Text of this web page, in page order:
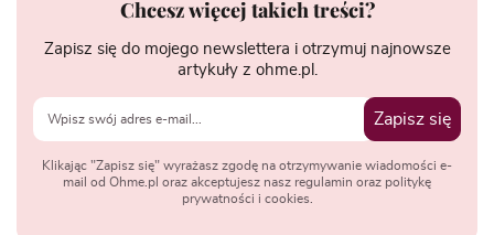
Chcesz więcej takich treści?
Zapisz się do mojego newslettera i otrzymuj najnowsze
artykuły z ohme.pl.
Zapisz się
Klikając "Zapisz się" wyrażasz zgodę na otrzymywanie wiadomości e-
mail od Ohme.pl oraz akceptujesz nasz regulamin oraz politykę
prywatności i cookies.